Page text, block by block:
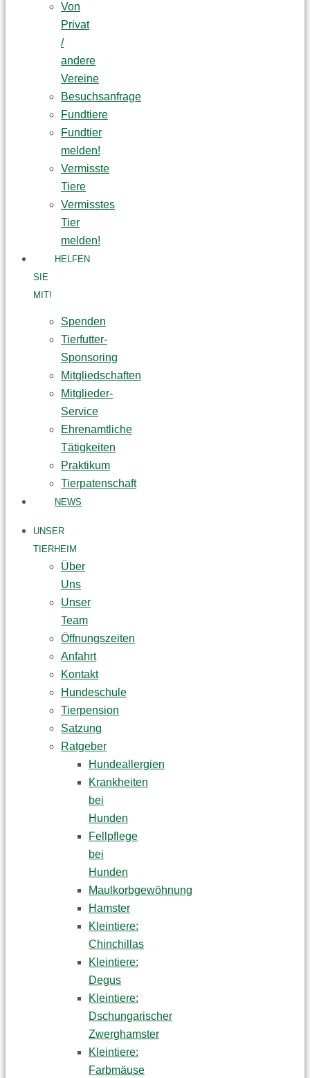
Von
Privat
/
andere
Vereine
Besuchsanfrage
Fundtiere
Fundtier
melden!
Vermisste
Tiere
Vermisstes
Tier
melden!
HELFEN
SIE
MIT!
Spenden
Tierfutter-
Sponsoring
Mitgliedschaften
Mitglieder-
Service
Ehrenamtliche
Tätigkeiten
Praktikum
Tierpatenschaft
NEWS
UNSER
TIERHEIM
Über
Uns
Unser
Team
Öffnungszeiten
Anfahrt
Kontakt
Hundeschule
Tierpension
Satzung
Ratgeber
Hundeallergien
Krankheiten
bei
Hunden
Fellpflege
bei
Hunden
Maulkorbgewöhnung
Hamster
Kleintiere:
Chinchillas
Kleintiere:
Degus
Kleintiere:
Dschungarischer
Zwerghamster
Kleintiere:
Farbmäuse